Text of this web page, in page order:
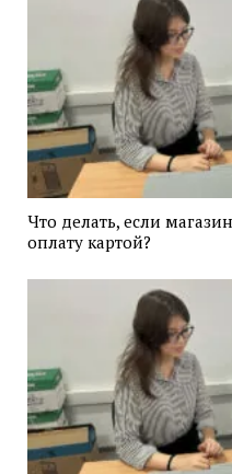
Что делать, если
оплату картой?